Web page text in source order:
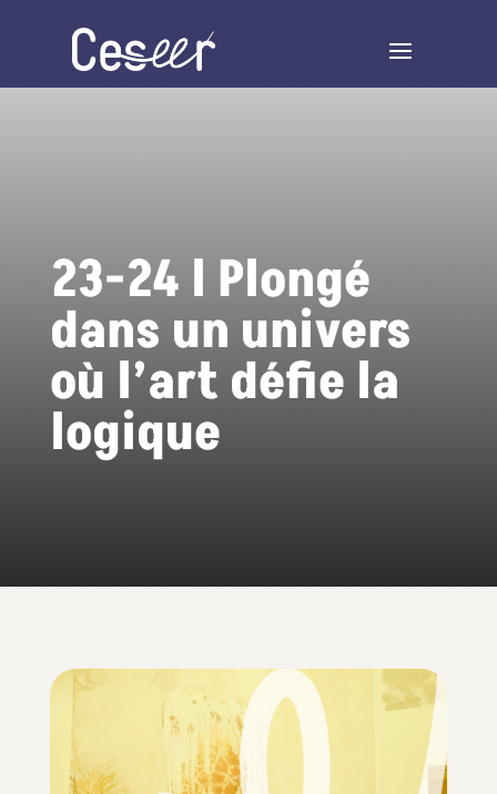
23-24 l Plongé
dans un univers
où l’art défie la
logique